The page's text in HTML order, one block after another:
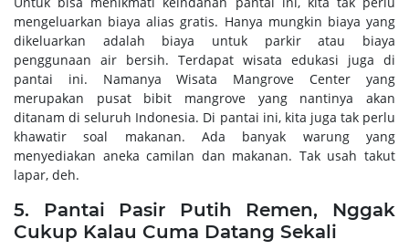
mengeluarkan biaya alias gratis. Hanya mungkin biaya yang
dikeluarkan adalah biaya untuk parkir atau biaya
penggunaan air bersih. Terdapat wisata edukasi juga di
pantai ini. Namanya Wisata Mangrove Center yang
merupakan pusat bibit mangrove yang nantinya akan
ditanam di seluruh Indonesia. Di pantai ini, kita juga tak perlu
khawatir soal makanan. Ada banyak warung yang
menyediakan aneka camilan dan makanan. Tak usah takut
lapar, deh.
5. Pantai Pasir Putih Remen, Nggak
Cukup Kalau Cuma Datang Sekali